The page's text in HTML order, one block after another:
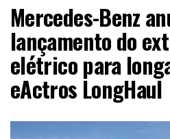
Mercedes-Benz
lançamento do
elétrico para
eActros LongHaul